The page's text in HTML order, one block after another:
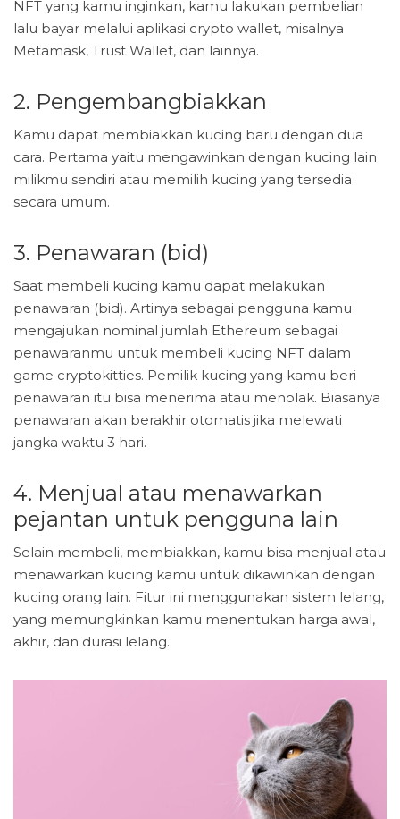
NFT yang kamu inginkan, kamu lakukan pembelian
lalu bayar melalui aplikasi crypto wallet, misalnya
Metamask, Trust Wallet, dan lainnya.
2. Pengembangbiakkan
Kamu dapat membiakkan kucing baru dengan dua
cara. Pertama yaitu mengawinkan dengan kucing lain
milikmu sendiri atau memilih kucing yang tersedia
secara umum.
3. Penawaran (bid)
Saat membeli kucing kamu dapat melakukan
penawaran (bid). Artinya sebagai pengguna kamu
mengajukan nominal jumlah Ethereum sebagai
penawaranmu untuk membeli kucing NFT dalam
game cryptokitties. Pemilik kucing yang kamu beri
penawaran itu bisa menerima atau menolak. Biasanya
penawaran akan berakhir otomatis jika melewati
jangka waktu 3 hari.
4. Menjual atau menawarkan
pejantan untuk pengguna lain
Selain membeli, membiakkan, kamu bisa menjual atau
menawarkan kucing kamu untuk dikawinkan dengan
kucing orang lain. Fitur ini menggunakan sistem lelang,
yang memungkinkan kamu menentukan harga awal,
akhir, dan durasi lelang.